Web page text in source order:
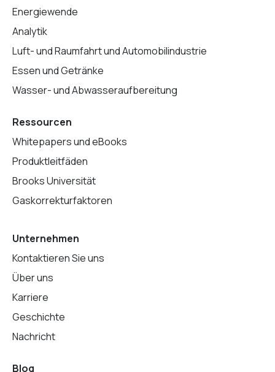
Energiewende
Analytik
Luft- und Raumfahrt und Automobilindustrie
Essen und Getränke
Wasser- und Abwasseraufbereitung
Ressourcen
Whitepapers und eBooks
Produktleitfäden
Brooks Universität
Gaskorrekturfaktoren
Unternehmen
Kontaktieren Sie uns
Über uns
Karriere
Geschichte
Nachricht
Blog